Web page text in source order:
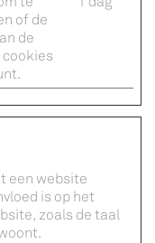
of de
de
een website
is op het
zoals de taal